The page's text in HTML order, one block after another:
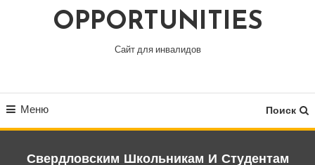
OPPORTUNITIES
Сайт для инвалидов
Меню Поиск
Свердловским Школьникам И Студентам